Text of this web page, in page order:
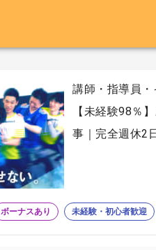
講師・指導員
【未経験98％
事｜完全週休2
ボーナスあり 未経験・初心者歓迎